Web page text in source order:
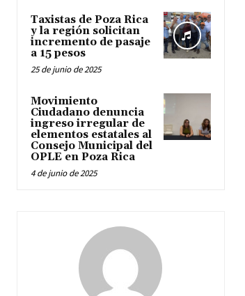
Taxistas de Poza Rica
y la región solicitan
incremento de pasaje
a 15 pesos
25 de junio de 2025
Movimiento
Ciudadano denuncia
ingreso irregular de
elementos estatales al
Consejo Municipal del
OPLE en Poza Rica
4 de junio de 2025